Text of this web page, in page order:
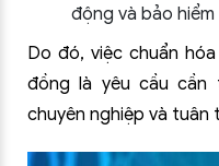
động và bảo hiểm
Do đó, việc chuẩn
đồng là yêu cầu
chuyên nghiệp và tuân